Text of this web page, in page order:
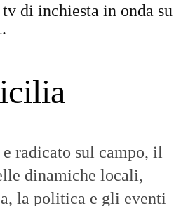
di inchiesta in onda su
radicato sul campo, il
dinamiche locali,
la politica e gli eventi